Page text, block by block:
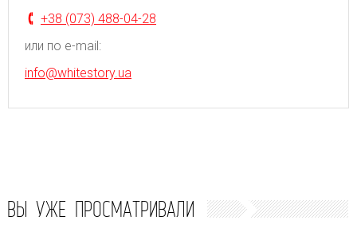
+38 (073) 488-04-28
или по e-mail:
info@whitestory.ua
ВЫ УЖЕ ПРОСМАТРИВАЛИ